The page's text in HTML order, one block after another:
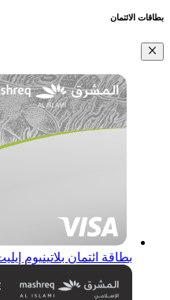
بطاقات الائتمان
بطاقة ائتمان بلاتينيوم إيليت